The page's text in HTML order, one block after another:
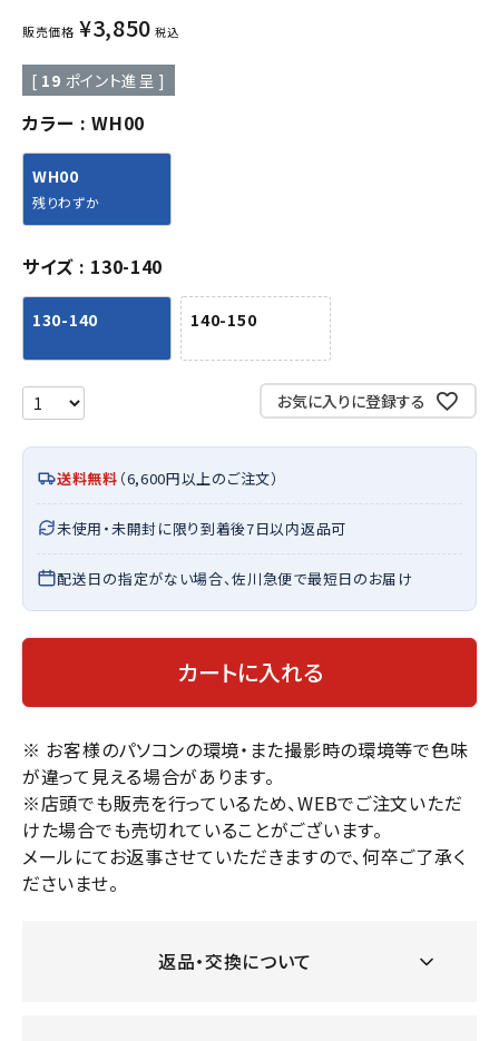
販売価格 ¥3,850 税込
[ 19 ポイント進呈 ]
カラー WH00
WH00
残りわずか
サイズ 130-140
130-140 140-150
お気に入りに登録する
送料無料 （6,600円以上のご注文）
未使用・未開封に限り到着後7日以内返品可
配送日の指定がない場合、佐川急便で最短日のお届け
カートに入れる
※ お客様のパソコンの環境・また撮影時の環境等で色味
が違って見える場合があります。
※店頭でも販売を行っているため、WEBでご注文いただ
けた場合でも売切れていることがございます。
メールにてお返事させていただきますので、何卒ご了承く
ださいませ。
返品・交換について